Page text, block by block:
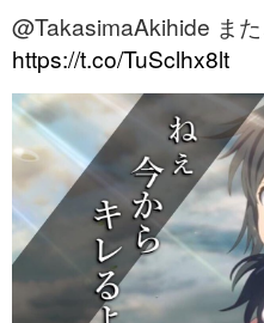
@TakasimaAkihide また
https://t.co/TuSclhx8lt